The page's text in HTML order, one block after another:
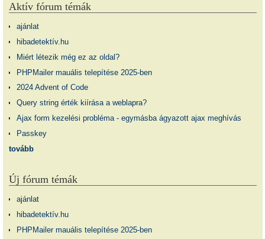
Aktív fórum témák
ajánlat
hibadetektív.hu
Miért létezik még ez az oldal?
PHPMailer mauális telepítése 2025-ben
2024 Advent of Code
Query string érték kiírása a weblapra?
Ajax form kezelési probléma - egymásba ágyazott ajax meghívás
Passkey
tovább
Új fórum témák
ajánlat
hibadetektív.hu
PHPMailer mauális telepítése 2025-ben